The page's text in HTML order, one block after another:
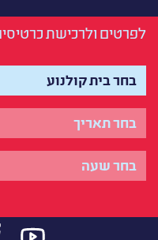
לפרטים ולרכישת